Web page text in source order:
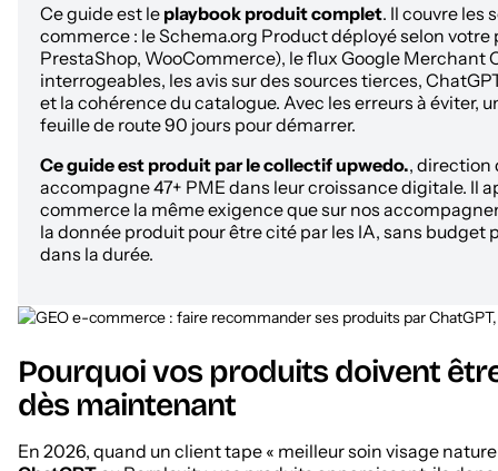
Ce guide est le playbook produit complet. Il couvre les
commerce : le Schema.org Product déployé selon
PrestaShop, WooCommerce), le flux Google Merchant
interrogeables, les avis sur des sources tierces,
et la cohérence du catalogue. Avec les erreurs à éviter,
feuille de route 90 jours pour démarrer.
Ce guide est produit par le collectif upwedo., direction
accompagne 47+ PME dans leur croissance digitale. Il
commerce la même exigence que sur nos
la donnée produit pour être cité par les IA, sans
dans la durée.
Pourquoi vos produits doivent
dès maintenant
En 2026, quand un client tape « meilleur soin visage